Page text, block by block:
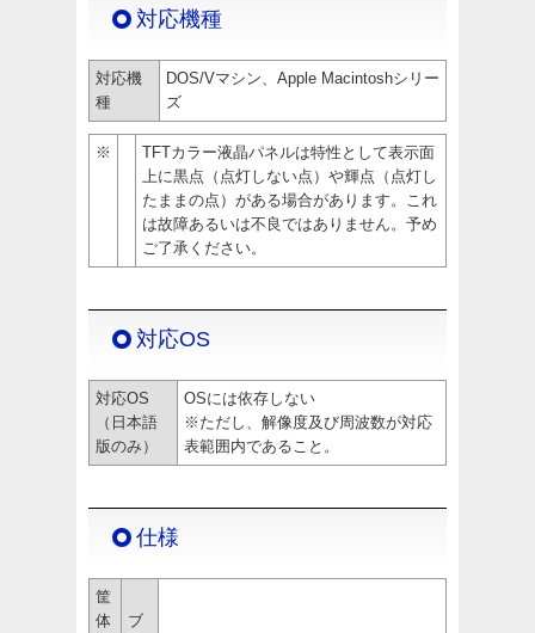
対応機種
対応機
種
DOS/Vマシン、Apple Macintoshシリー
ズ
※
TFTカラー液晶パネルは特性として表示面
上に黒点（点灯しない点）や輝点（点灯し
たままの点）がある場合があります。これ
は故障あるいは不良ではありません。予め
ご了承ください。
対応OS
対応OS
（日本語
版のみ）
OSには依存しない
※ただし、解像度及び周波数が対応
表範囲内であること。
仕様
筐
体
ブ